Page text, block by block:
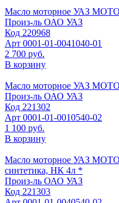
Масло моторное УАЗ
Произ-ль ОАО УАЗ
Код 220968
Арт 0001-01-0041040-01
2 700 руб.
В корзину
Масло моторное УАЗ
Произ-ль ОАО УАЗ
Код 221302
Арт 0001-01-0010540-02
1 100 руб.
В корзину
Масло моторное УАЗ
синтетика, НК 4л *
Произ-ль ОАО УАЗ
Код 221303